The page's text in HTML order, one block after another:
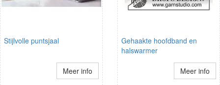
Stijlvolle puntsjaal
Meer info
Gehaakte hoofdband en
halswarmer
Meer info